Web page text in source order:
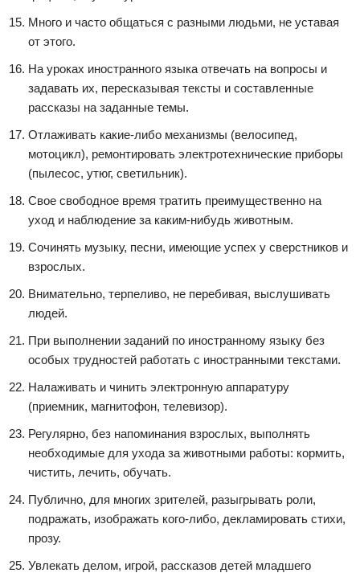
Много и часто общаться с разными людьми, не уставая
от этого.
На уроках иностранного языка отвечать на вопросы и
задавать их, пересказывая тексты и составленные
рассказы на заданные темы.
Отлаживать какие-либо механизмы (велосипед,
мотоцикл), ремонтировать электротехнические приборы
(пылесос, утюг, светильник).
Свое свободное время тратить преимущественно на
уход и наблюдение за каким-нибудь животным.
Сочинять музыку, песни, имеющие успех у сверстников и
взрослых.
Внимательно, терпеливо, не перебивая, выслушивать
людей.
При выполнении заданий по иностранному языку без
особых трудностей работать с иностранными текстами.
Налаживать и чинить электронную аппаратуру
(приемник, магнитофон, телевизор).
Регулярно, без напоминания взрослых, выполнять
необходимые для ухода за животными работы: кормить,
чистить, лечить, обучать.
Публично, для многих зрителей, разыгрывать роли,
подражать, изображать кого-либо, декламировать стихи,
прозу.
Увлекать делом, игрой, рассказов детей младшего